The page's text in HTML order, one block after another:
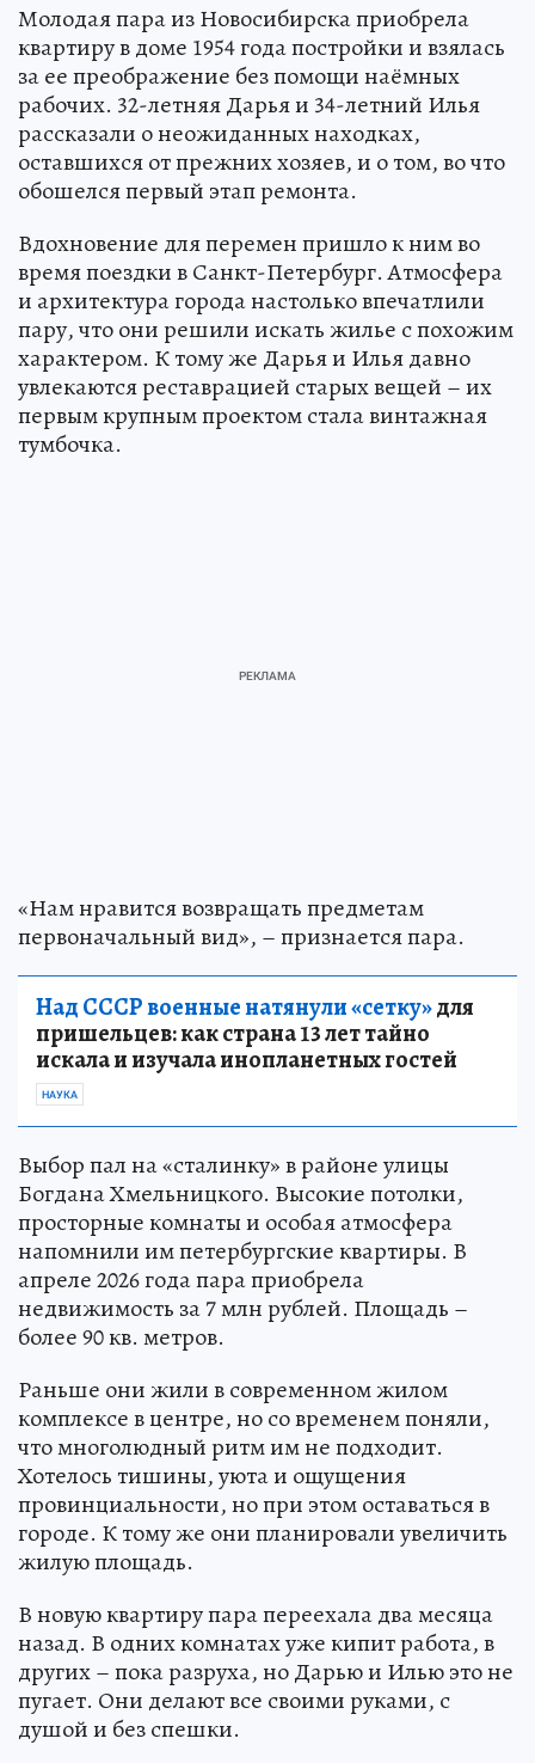
Молодая пара из Новосибирска приобрела
квартиру в доме 1954 года постройки и взялась
за ее преображение без помощи наёмных
рабочих. 32-летняя Дарья и 34-летний Илья
рассказали о неожиданных находках,
оставшихся от прежних хозяев, и о том, во что
обошелся первый этап ремонта.
Вдохновение для перемен пришло к ним во
время поездки в Санкт-Петербург. Атмосфера
и архитектура города настолько впечатлили
пару, что они решили искать жилье с похожим
характером. К тому же Дарья и Илья давно
увлекаются реставрацией старых вещей – их
первым крупным проектом стала винтажная
тумбочка.
«Нам нравится возвращать предметам
первоначальный вид», – признается пара.
Над СССР военные натянули «сетку»для
пришельцев: как страна 13 лет тайно
искала и изучала инопланетных гостей
НАУКА
Выбор пал на «сталинку» в районе улицы
Богдана Хмельницкого. Высокие потолки,
просторные комнаты и особая атмосфера
напомнили им петербургские квартиры. В
апреле 2026 года пара приобрела
недвижимость за 7 млн рублей. Площадь –
более 90 кв. метров.
Раньше они жили в современном жилом
комплексе в центре, но со временем поняли,
что многолюдный ритм им не подходит.
Хотелось тишины, уюта и ощущения
провинциальности, но при этом оставаться в
городе. К тому же они планировали увеличить
жилую площадь.
В новую квартиру пара переехала два месяца
назад. В одних комнатах уже кипит работа, в
других – пока разруха, но Дарью и Илью это не
пугает. Они делают все своими руками, с
душой и без спешки.